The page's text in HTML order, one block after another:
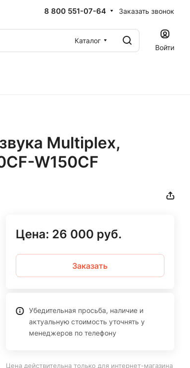
8 800 551-07-64 Заказать звонок
Каталог
Войти
Multiplex,
W150CF
Цена: 26 000 руб.
Заказать
Убедительная просьба, наличие и
актуальную стоимость уточнять у
менеджеров по телефону
Цена действительна только для интернет-магазина